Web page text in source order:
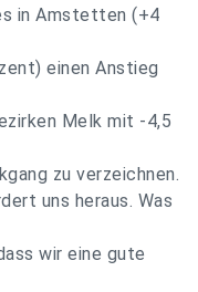
in Amstetten (+4
einen Anstieg
Melk mit -4,5
zu verzeichnen.
uns heraus. Was
wir eine gute